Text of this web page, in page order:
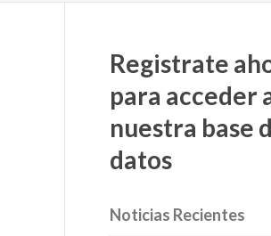
Registrate
para acceder
nuestra base
datos
Noticias Recientes